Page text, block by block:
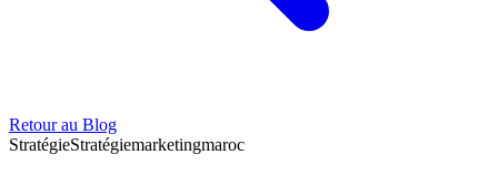
Retour au Blog
StratégieStratégiemarketingmaroc